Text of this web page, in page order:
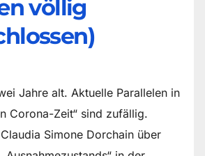
völlig
Jahre alt. Aktuelle Parallelen in
Corona-Zeit“ sind zufällig.
Simone Dorchain über